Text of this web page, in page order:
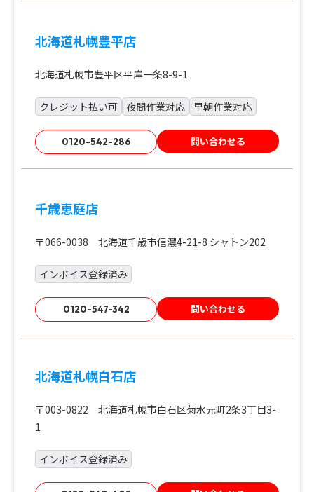
北海道札幌豊平店
北海道札幌市豊平区平岸一条8-9-1
クレジット払い可 夜間作業対応 早朝作業対応
0120-542-286 問い合わせる
千歳恵庭店
〒066-0038 北海道千歳市信濃4-21-8 シャトン202
インボイス登録済み
0120-547-342 問い合わせる
北海道札幌白石店
〒003-0822 北海道札幌市白石区菊水元町2条3丁目3-
1
インボイス登録済み